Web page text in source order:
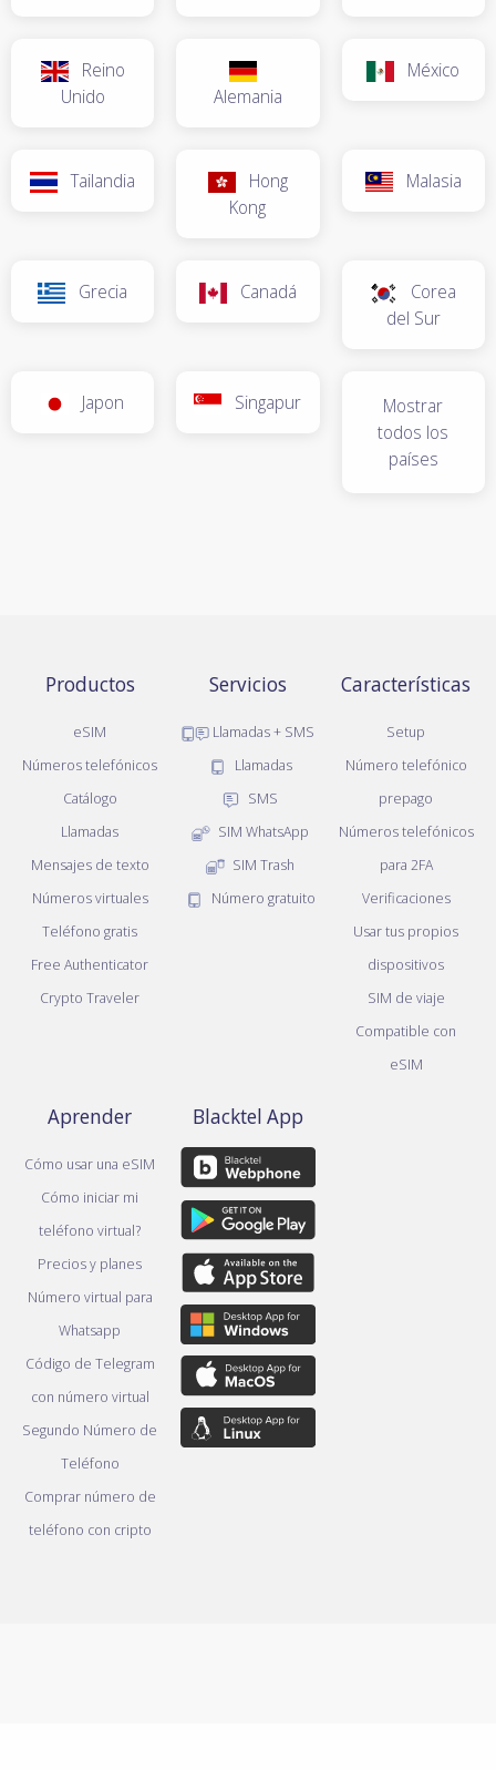
Reino
Unido
Alemania
México
Tailandia
Hong
Kong
Malasia
Grecia Canadá
Corea
del Sur
Japon Singapur
Mostrar
todos los
países
Productos
eSIM
Números telefónicos
Catálogo
Llamadas
Mensajes de texto
Números virtuales
Teléfono gratis
Free Authenticator
Crypto Traveler
Servicios
Llamadas + SMS
Llamadas
SMS
SIM WhatsApp
SIM Trash
Número gratuito
Características
Setup
Número telefónico
prepago
Números telefónicos
para 2FA
Verificaciones
Usar tus propios
dispositivos
SIM de viaje
Compatible con
eSIM
Aprender
Cómo usar una eSIM
Cómo iniciar mi
teléfono virtual?
Precios y planes
Número virtual para
Whatsapp
Código de Telegram
con número virtual
Segundo Número de
Teléfono
Comprar número de
teléfono con cripto
Blacktel App